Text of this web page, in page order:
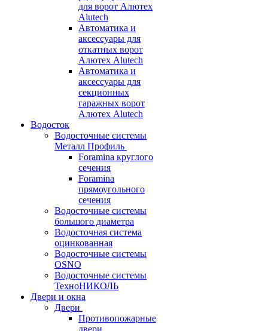
для ворот Алютех
Alutech
Автоматика и
аксессуары для
откатных ворот
Алютех Alutech
Автоматика и
аксессуары для
секционных
гаражных ворот
Алютех Alutech
Водосток
Водосточные системы
Металл Профиль
Foramina круглого
сечения
Foramina
прямоугольного
сечения
Водосточные системы
большого диаметра
Водосточная система
оцинкованная
Водосточные системы
OSNO
Водосточные системы
ТехноНИКОЛЬ
Двери и окна
Двери
Противопожарные
двери